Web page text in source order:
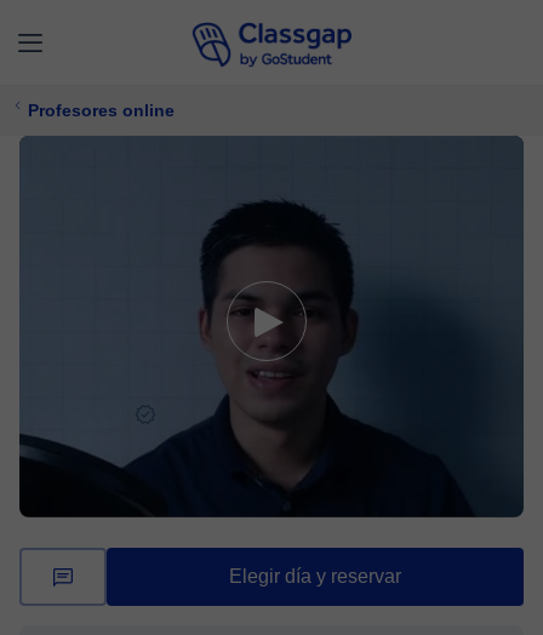
Profesores online
5,0 (27)
361 clases
Matemáticas,
Elegir día y reservar